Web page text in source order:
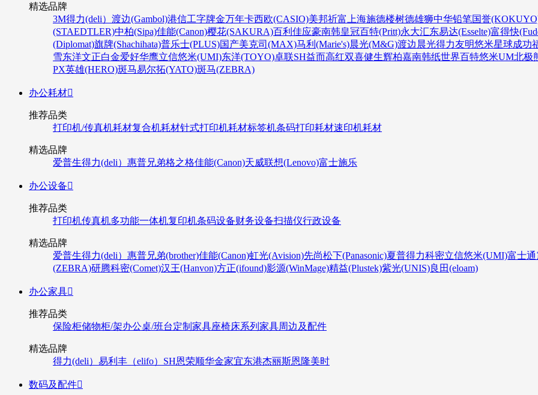
精选品牌
3M得力(deli） 渡边(Gambol)港信工字牌金万年卡西欧(CASIO)美邦祈富 上海施德楼树德雄狮中华铅笔国誉
(STAEDTLER)中柏(Sipa)佳能(Canon)樱花(SAKURA)百利佳应豪南韩皇冠百特(Pritt)永大汇东易达(Esselte)富得快
(Diplomat)旗牌(Shachihata)普乐士(PLUS)国产美克司(MAX)马利(Marie's)晨光(M&G)渡边 晨光得力友明悠米星球成功
雪东洋文正白金爱好华鹰立信悠米(UMI)东洋(TOYO)卓联SH益而高红双喜健生辉柏嘉南韩纸世界百特悠米UM北极
PX英雄(HERO)斑马易尔拓(YATO)斑马(ZEBRA)
办公耗材
推荐品类
打印机/传真机耗材复合机耗材针式打印机耗材标签机条码打印耗材速印机耗材
精选品牌
爱普生得力(deli） 惠普兄弟格之格佳能(Canon)天威联想(Lenovo)富士施乐
办公设备
推荐品类
打印机传真机多功能一体机复印机条码设备财务设备扫描仪行政设备
精选品牌
爱普生得力(deli） 惠普兄弟(brother)佳能(Canon)虹光(Avision)先尚松下(Panasonic)夏普得力科密立信悠米(UMI)富士通
(ZEBRA)研腾科密(Comet)汉王(Hanvon)方正(ifound)影源(WinMage)精益(Plustek)紫光(UNIS)良田(eloam)
办公家具
推荐品类
保险柜储物柜/架办公桌/班台定制家具座椅床系列 家具周边及配件
精选品牌
得力(deli） 易利丰（elifo） SH恩荣顺华金家宜东港杰丽斯恩隆美时
数码及配件